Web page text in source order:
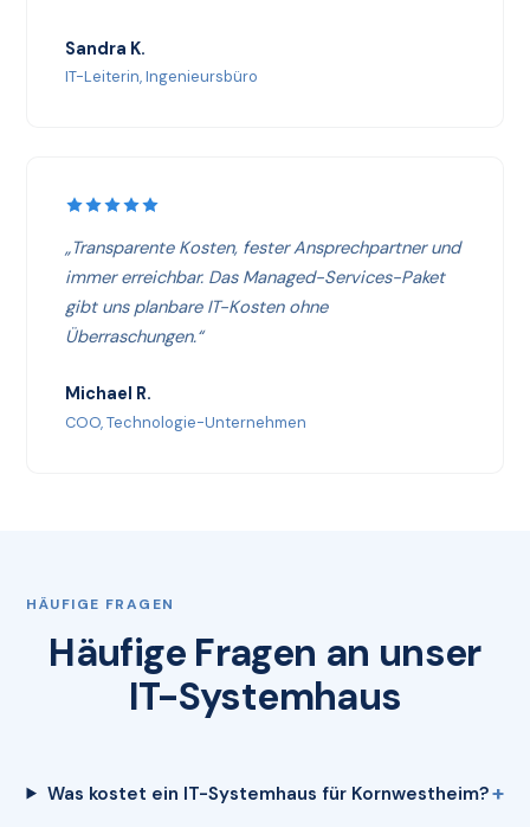
Sandra K.
IT-Leiterin, Ingenieursbüro
„Transparente Kosten, fester Ansprechpartner und
immer erreichbar. Das Managed-Services-Paket
gibt uns planbare IT-Kosten ohne
Überraschungen.“
Michael R.
COO, Technologie-Unternehmen
HÄUFIGE FRAGEN
Häufige Fragen an unser
IT-Systemhaus
Was kostet ein IT-Systemhaus für Kornwestheim?